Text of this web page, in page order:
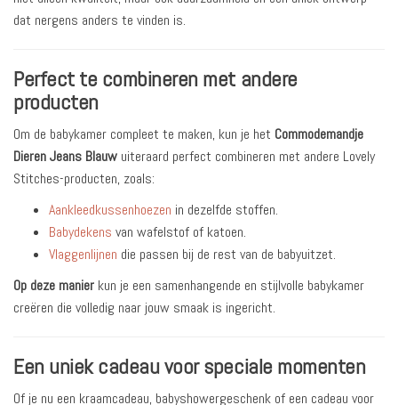
dat nergens anders te vinden is.
Perfect te combineren met andere
producten
Om de babykamer compleet te maken, kun je het Commodemandje
Dieren Jeans Blauw uiteraard perfect combineren met andere Lovely
Stitches-producten, zoals:
Aankleedkussenhoezen in dezelfde stoffen.
Babydekens van wafelstof of katoen.
Vlaggenlijnen die passen bij de rest van de babyuitzet.
Op deze manier kun je een samenhangende en stijlvolle babykamer
creëren die volledig naar jouw smaak is ingericht.
Een uniek cadeau voor speciale momenten
Of je nu een kraamcadeau, babyshowergeschenk of een cadeau voor